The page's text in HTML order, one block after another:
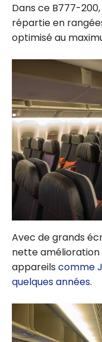
Dans ce B777-
répartie en
optimisé au
Avec de grands
nette
appareils comme
quelques années.